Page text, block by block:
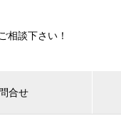
相談下さい！
合せ